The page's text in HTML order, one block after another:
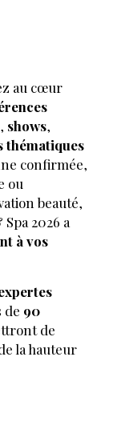
au cœur
shows,
thématiques
confirmée,
ou
beauté,
2026 a
à vos
de 90
de
la hauteur